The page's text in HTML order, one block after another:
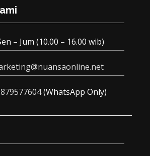
– Jum (10.00 – 16.00 wib)
(WhatsApp Only)